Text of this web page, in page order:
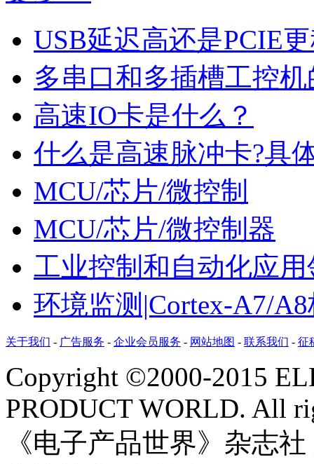
USB延迟高还是PCIE
多串口和多插槽工控
高速IO卡是什么？
什么是高速脉冲卡?具
MCU/芯片/微控制
MCU/芯片/微控制器
工业控制和自动化应
环境监测|Cortex-A7/
关于我们 - 广告服务 - 企业会员服务 - 网站地图 - 联系我们 - 征
Copyright ©2000-2015
PRODUCT WORLD. All
《电子产品世界》杂志